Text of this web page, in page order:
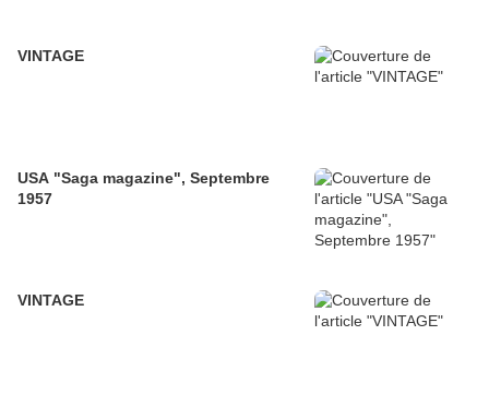
VINTAGE
USA "Saga magazine", Septembre
1957
VINTAGE